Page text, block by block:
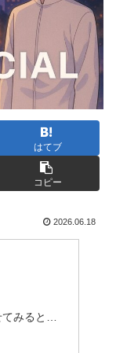
はてブ
コピー
2026.06.18
みると…